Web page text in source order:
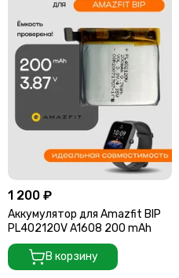
1 200 ₽
Аккумулятор для Amazfit BIP
PL402120V A1608 200 mAh
В корзину